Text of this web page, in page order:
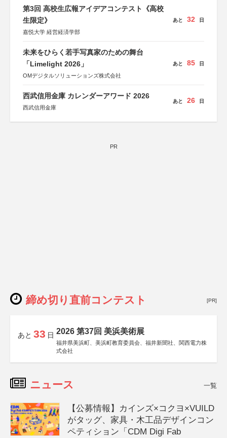
第3回 高校生広報アイデアコンテスト《高校
生限定》
嘉悦大学 経営経済学部
あと 32 日
未来をひらく若手写真家のための舞台
「Limelight 2026」
OMデジタルソリューションズ株式会社
あと 85 日
西武信用金庫 カレンダーアワード 2026
西武信用金庫
あと 26 日
PR
締め切り直前コンテスト [PR]
あと 33 日 2026 第37回 美浜美術展
福井県美浜町、美浜町教育委員会、福井新聞社、関西電力株
式会社
ニュース 一覧
【公募情報】カインズ×コクヨ×VUILD
がタッグ、家具・木工品デザインコン
ペティション「CDM Digi Fab